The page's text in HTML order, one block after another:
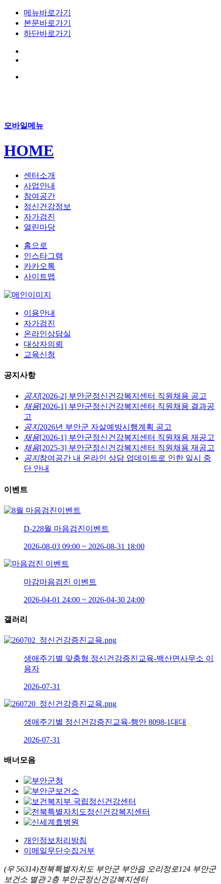
메뉴바로가기
본문바로가기
하단바로가기
모바일메뉴
HOME
센터소개
사업안내
참여공간
정신건강정보
자가검진
열린마당
홈으로
인스타그램
카카오톡
사이트맵
이용안내
자가검진
온라인상담실
대상자의뢰
교육신청
공지사항
공지[2026-2] 부안군정신건강복지센터 직원채용 공고
채용[2026-1] 부안군정신건강복지센터 직원채용 결과공
고
공지2026년 부안군 자살예방시행계획 공고
채용[2026-1] 부안군정신건강복지센터 직원채용 재공고
채용[2025-3] 부안군정신건강복지센터 직원채용 재공고
공지참여공간 내 온라인 상담 업데이트로 인한 일시 중
단 안내
이벤트
D-228월 마음검진이벤트
2026-08-03 09:00 ~ 2026-08-31 18:00
마감마음검진 이벤트
2026-04-01 24:00 ~ 2026-04-30 24:00
갤러리
생애주기별 맞춤형 정신건강증진교육-백산면사무소 이
용자
2026-07-31
생애주기별 정신건강증진교육-행안 8098-1대대
2026-07-31
배너모음
개인정보처리방침
이메일무단수집거부
(우 56314)전북특별자치도 부안군 부안읍 오리정로124 부안군
보건소 별관 2층 부안군정신건강복지센터